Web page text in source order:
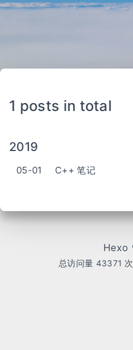
1 posts in total
2019
05-01 C++ 笔记
Hexo
总访问量 43371 次